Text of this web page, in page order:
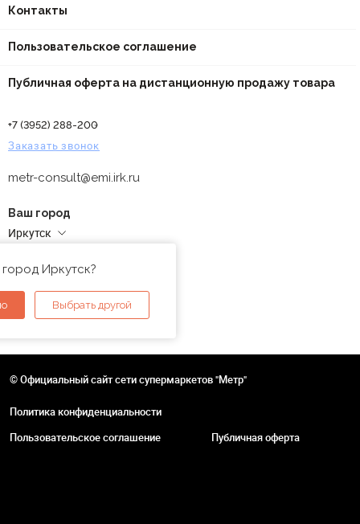
Контакты
Пользовательское соглашение
Публичная оферта на дистанционную продажу товара
+7 (3952) 288-200
Заказать звонок
metr-consult@emi.irk.ru
Ваш город
Иркутск
Иркутск?
Выбрать другой
© Официальный сайт сети супермаркетов "Метр"
Политика конфиденциальности
Пользовательское соглашение
Публичная оферта